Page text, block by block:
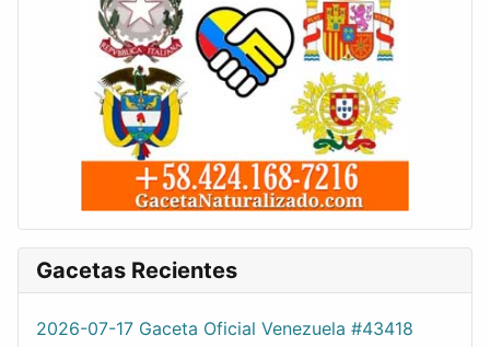
Gacetas Recientes
2026-07-17 Gaceta Oficial Venezuela #43418